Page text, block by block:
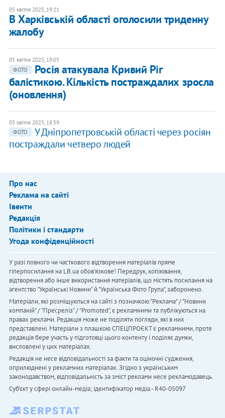
05 квітня 2025, 19:21
В Харківській області оголосили триденну
жалобу
05 квітня 2025, 19:05
ФОТО
Росія атакувала Кривий Ріг
балістикою. Кількість постраждалих зросла
(оновлення)
05 квітня 2025, 18:59
ФОТО
У Дніпропетровській області через росіян
постраждали четверо людей
Про нас
Реклама на сайті
Івенти
Редакція
Політики і стандарти
Угода конфіденційності
У разі повного чи часткового відтворення матеріалів пряме
гіперпосилання на LB.ua обов'язкове! Передрук, копіювання,
відтворення або інше використання матеріалів, що містять посилання на
агентство "Українськi Новини" й "Українська Фото Група", заборонено.
Матеріали, які розміщуються на сайті з позначкою "Реклама" / "Новини
компаній" / "Пресреліз" / "Promoted", є рекламними та публікуються на
правах реклами. Редакція може не поділяти погляди, які в них
представлені. Матеріали з плашкою СПЕЦПРОЄКТ є рекламними, проте
редакція бере участь у підготовці цього контенту і поділяє думки,
висловлені у цих матеріалах.
Редакція не несе відповідальності за факти та оціночні судження,
оприлюднені у рекламних матеріалах. Згідно з українським
законодавством, відповідальність за зміст реклами несе рекламодавець.
Cуб'єкт у сфері онлайн-медіа; ідентифікатор медіа - R40-05097